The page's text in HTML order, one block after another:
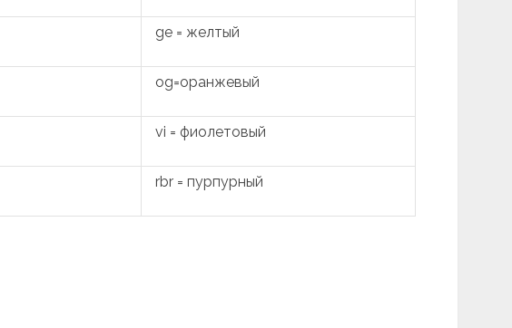
ge = желтый
og=оранжевый
vi = фиолетовый
rbr = пурпурный